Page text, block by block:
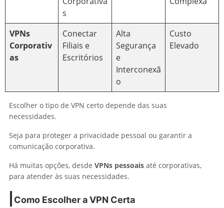
s
VPNs
Corporativ
as
Conectar
Filiais e
Escritórios
Alta
Segurança
e
Interconexã
o
Custo
Elevado
Escolher o tipo de VPN certo depende das suas
necessidades.
Seja para proteger a privacidade pessoal ou garantir a
comunicação corporativa.
Há muitas opções, desde VPNs pessoais até corporativas,
para atender às suas necessidades.
Como Escolher a VPN Certa